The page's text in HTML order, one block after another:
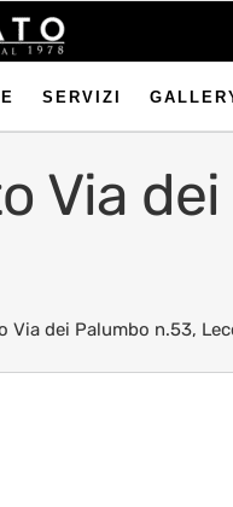
SERVIZI
Via
Via dei Palumbo n.53,